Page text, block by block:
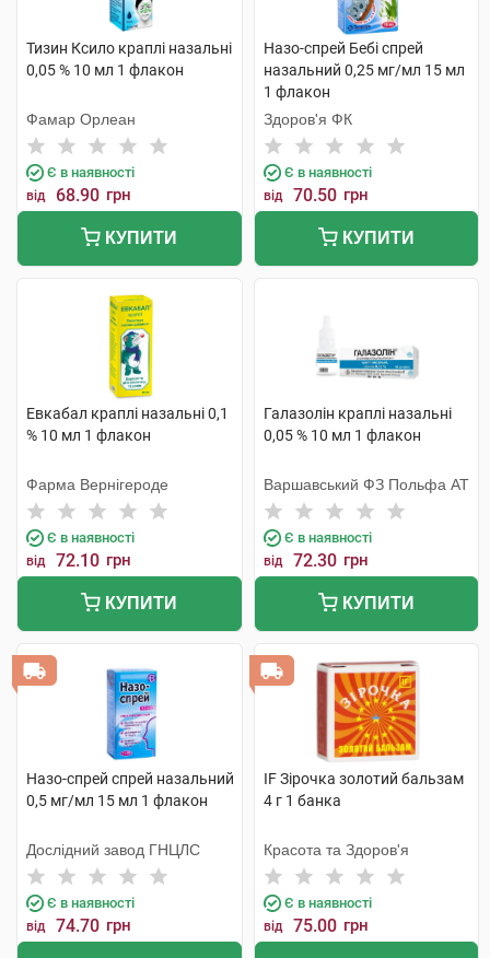
Тизин Ксило краплі назальні
0,05 % 10 мл 1 флакон
Фамар Орлеан
Є в наявності
від 68.90 грн
КУПИТИ
Назо-спрей Бебі спрей
назальний 0,25 мг/мл 15 мл
1 флакон
Здоров'я ФК
Є в наявності
від 70.50 грн
КУПИТИ
Евкабал краплі назальні 0,1
% 10 мл 1 флакон
Фарма Вернігероде
Є в наявності
від 72.10 грн
КУПИТИ
Галазолін краплі назальні
0,05 % 10 мл 1 флакон
Варшавський ФЗ Польфа АТ
Є в наявності
від 72.30 грн
КУПИТИ
Назо-спрей спрей назальний
0,5 мг/мл 15 мл 1 флакон
Дослідний завод ГНЦЛС
Є в наявності
від 74.70 грн
IF Зірочка золотий бальзам
4 г 1 банка
Красота та Здоров'я
Є в наявності
від 75.00 грн